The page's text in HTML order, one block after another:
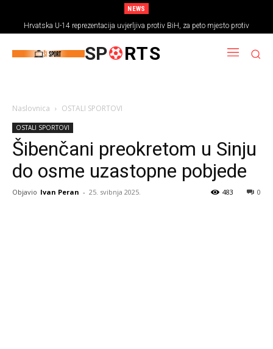
NEWS
Hrvatska U-14 reprezentacija uvjerljiva protiv BiH, za peto mjesto protiv
Rumunjske
SP RTS
Naslovnica OSTALI SPORTOVI
OSTALI SPORTOVI
Šibenčani preokretom u Sinju
do osme uzastopne pobjede
Objavio Ivan Peran - 25. svibnja 2025. 0
483